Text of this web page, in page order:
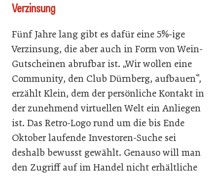
Verzinsung
Fünf Jahre lang gibt es dafür eine 5%-ige
Verzinsung, die aber auch in Form von Wein-
Gutscheinen abrufbar ist. „Wir wollen eine
Community, den Club Dürnberg, aufbauen“,
erzählt Klein, dem der persönliche Kontakt in
der zunehmend virtuellen Welt ein Anliegen
ist. Das Retro-Logo rund um die bis Ende
Oktober laufende Investoren-Suche sei
deshalb bewusst gewählt. Genauso will man
den Zugriff auf im Handel nicht erhältliche